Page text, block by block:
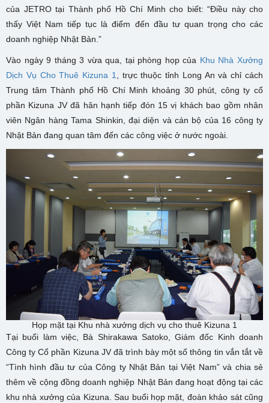
của JETRO tại Thành phố Hồ Chí Minh cho biết: “Điều này cho
thấy Việt Nam tiếp tục là điểm đến đầu tư quan trọng cho các
doanh nghiệp Nhật Bản.”
Vào ngày 9 tháng 3 vừa qua, tại phòng họp của Khu Nhà Xưởng
Dịch Vụ Cho Thuê Kizuna 1
, trực thuộc tỉnh Long An và chỉ cách
Trung tâm Thành phố Hồ Chí Minh khoảng 30 phút, công ty cổ
phần Kizuna JV đã hân hạnh tiếp đón 15 vị khách bao gồm nhân
viên Ngân hàng Tama Shinkin, đại diện và cán bộ của 16 công ty
Nhật Bản đang quan tâm đến các công việc ở nước ngoài.
Họp mặt tại Khu nhà xưởng dịch vụ cho thuê Kizuna 1
Tại buổi làm việc, Bà Shirakawa Satoko, Giám đốc Kinh doanh
Công ty Cổ phần Kizuna JV đã trình bày một số thông tin vắn tắt về
“Tình hình đầu tư của Công ty Nhật Bản tại Việt Nam” và chia sẻ
thêm về cộng đồng doanh nghiệp Nhật Bản đang hoạt động tại các
khu nhà xưởng của Kizuna. Sau buổi họp mặt, đoàn khảo sát cũng